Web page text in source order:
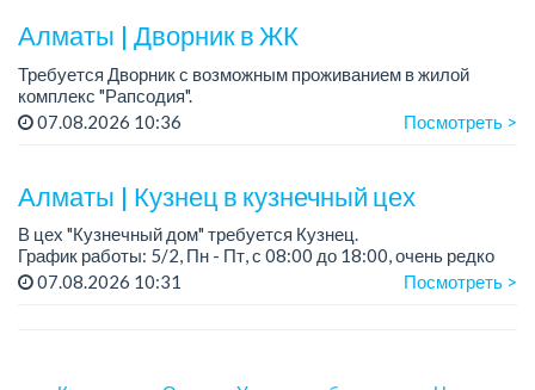
Алматы | Дворник в ЖК
Требуется Дворник с возможным проживанием в жилой
комплекс "Рапсодия".
График работы: 6/1, пн-пт.: 08:00 - 16:00; сб.: 08:00 - 12:00.
07.08.2026 10:36 Посмотреть >
Алматы | Кузнец в кузнечный цех
В цех "Кузнечный дом" требуется Кузнец.
График работы: 5/2, Пн - Пт, с 08:00 до 18:00, очень редко
суббота.
07.08.2026 10:31 Посмотреть >